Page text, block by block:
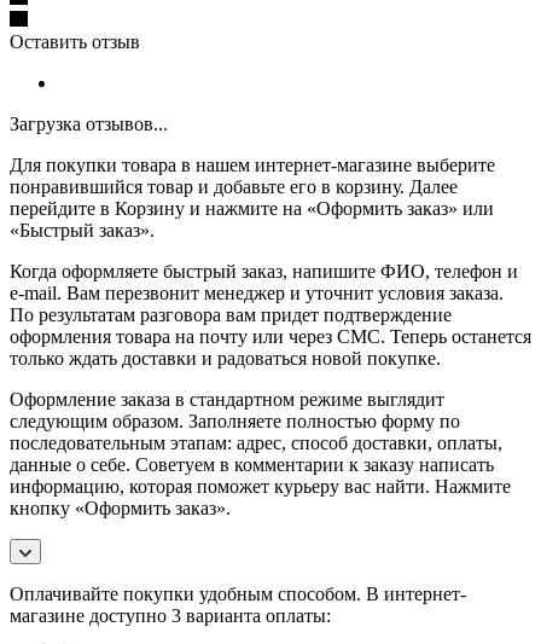
Оставить отзыв
Загрузка отзывов...
Для покупки товара в нашем интернет-магазине выберите
понравившийся товар и добавьте его в корзину. Далее
перейдите в Корзину и нажмите на «Оформить заказ» или
«Быстрый заказ».
Когда оформляете быстрый заказ, напишите ФИО, телефон и
e-mail. Вам перезвонит менеджер и уточнит условия заказа.
По результатам разговора вам придет подтверждение
оформления товара на почту или через СМС. Теперь останется
только ждать доставки и радоваться новой покупке.
Оформление заказа в стандартном режиме выглядит
следующим образом. Заполняете полностью форму по
последовательным этапам: адрес, способ доставки, оплаты,
данные о себе. Советуем в комментарии к заказу написать
информацию, которая поможет курьеру вас найти. Нажмите
кнопку «Оформить заказ».
Оплачивайте покупки удобным способом. В интернет-
магазине доступно 3 варианта оплаты: